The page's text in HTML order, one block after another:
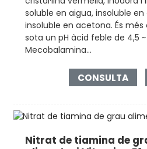
soluble en aigua, insoluble
insoluble en acetona. És més
sota un pH àcid feble de 4,5 ~
Mecobalamina...
CONSULTA
Nitrat de tiamina de